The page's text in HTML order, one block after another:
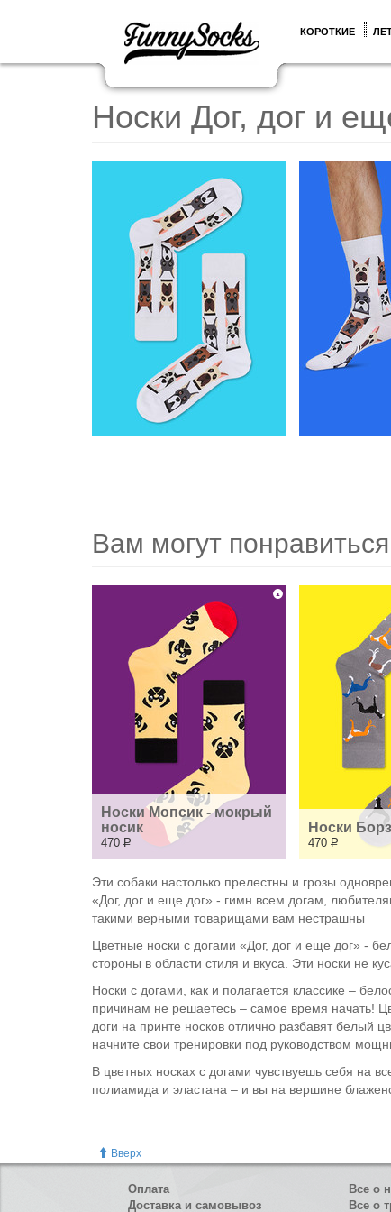
КОРОТКИЕ
Носки Дог, дог и
Вам могут понравиться
Носки Мопсик - мокрый
носик
470 Р
Носки
470 Р
Эти собаки настолько прелестны и грозы
«Дог, дог и еще дог» - гимн всем догам,
такими верными товарищами вам нестрашны
Цветные носки с догами «Дог, дог и еще дог» -
стороны в области стиля и вкуса. Эти носки не
Носки с догами, как и полагается классике –
причинам не решаетесь – самое время начать!
доги на принте носков отлично разбавят белый
начните свои тренировки под руководством
В цветных носках с догами чувствуешь себя на
полиамида и эластана – и вы на вершине
Вверх
Оплата
Доставка и самовывоз
Все о
Все о